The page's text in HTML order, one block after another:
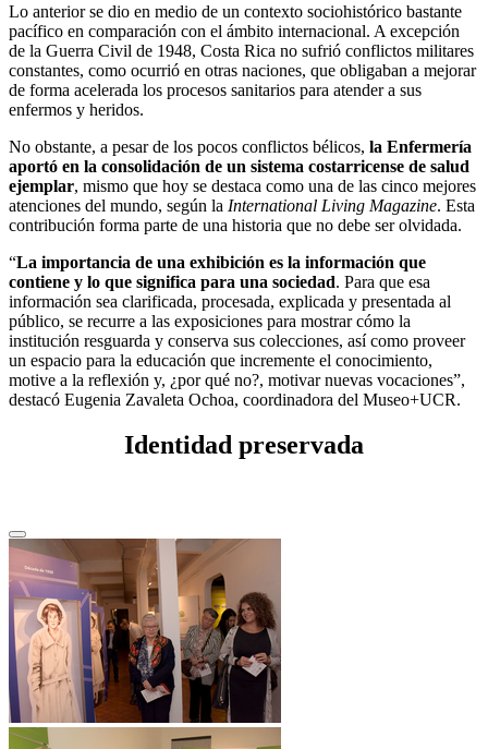
Lo anterior se dio en medio de un contexto sociohistórico bastante
pacífico en comparación con el ámbito internacional. A excepción
de la Guerra Civil de 1948, Costa Rica no sufrió conflictos militares
constantes, como ocurrió en otras naciones, que obligaban a mejorar
de forma acelerada los procesos sanitarios para atender a sus
enfermos y heridos.
No obstante, a pesar de los pocos conflictos bélicos, la Enfermería
aportó en la consolidación de un sistema costarricense de salud
ejemplar, mismo que hoy se destaca como una de las cinco mejores
atenciones del mundo, según la International Living Magazine. Esta
contribución forma parte de una historia que no debe ser olvidada.
“La importancia de una exhibición es la información que
contiene y lo que significa para una sociedad. Para que esa
información sea clarificada, procesada, explicada y presentada al
público, se recurre a las exposiciones para mostrar cómo la
institución resguarda y conserva sus colecciones, así como proveer
un espacio para la educación que incremente el conocimiento,
motive a la reflexión y, ¿por qué no?, motivar nuevas vocaciones”,
destacó Eugenia Zavaleta Ochoa, coordinadora del Museo+UCR.
Identidad preservada